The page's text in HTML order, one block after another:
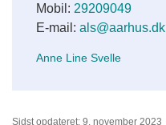
Mobil: 29209049
E-mail: als@aarhus.dk
Anne Line Svelle
Sidst opdateret: 9. november 2023